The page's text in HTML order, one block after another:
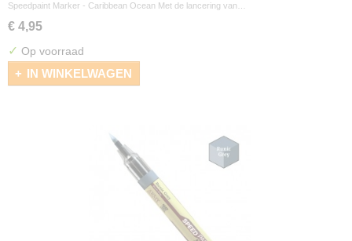
Speedpaint Marker - Caribbean Ocean Met de lancering van…
€ 4,95
✓ Op voorraad
IN WINKELWAGEN